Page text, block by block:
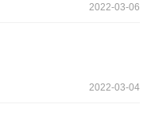
2022-03-06
2022-03-04